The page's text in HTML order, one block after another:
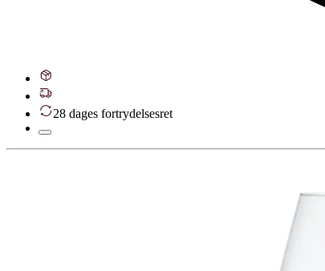
28 dages fortrydelsesret